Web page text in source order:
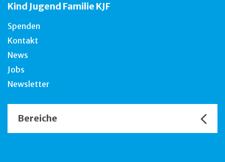
Kind Jugend Familie KJF
Spenden
Kontakt
News
Jobs
Newsletter
Bereiche